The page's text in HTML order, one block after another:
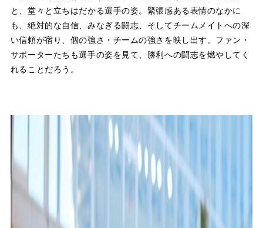
と、堂々と立ちはだかる選手の姿。緊張感ある表情のなかに
も、絶対的な自信、みなぎる闘志、そしてチームメイトへの深
い信頼が宿り、個の強さ・チームの強さを映し出す。ファン・
サポーターたちも選手の姿を見て、勝利への闘志を燃やしてく
れることだろう。